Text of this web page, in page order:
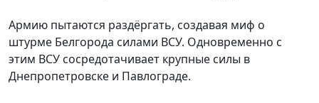
Армию пытаются раздёргать, создавая миф о
штурме Белгорода силами ВСУ. Одновременно с
этим ВСУ сосредотачивает крупные силы в
Днепропетровске и Павлограде.